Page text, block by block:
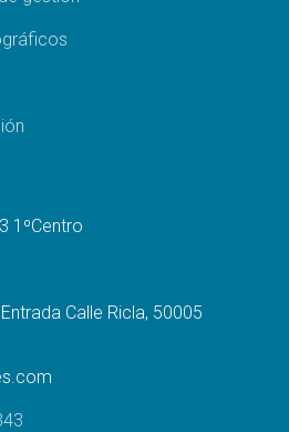
1ºCentro
Calle Ricla, 50005